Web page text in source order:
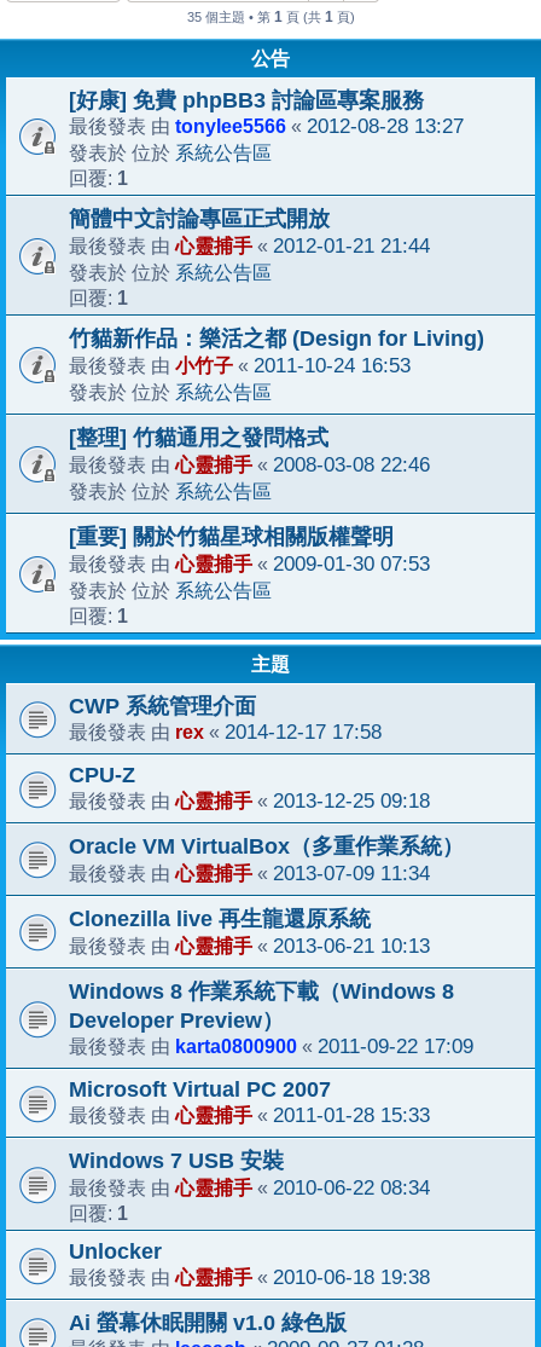
35 個主題 • 第 1 頁 (共 1 頁)
公告
[好康] 免費 phpBB3 討論區專案服務
最後發表 由 tonylee5566 « 2012-08-28 13:27
發表於 位於 系統公告區
回覆: 1
簡體中文討論專區正式開放
最後發表 由心靈捕手 « 2012-01-21 21:44
發表於 位於 系統公告區
回覆: 1
竹貓新作品：樂活之都 (Design for Living)
最後發表 由 小竹子 « 2011-10-24 16:53
發表於 位於 系統公告區
[整理] 竹貓通用之發問格式
最後發表 由心靈捕手 « 2008-03-08 22:46
發表於 位於 系統公告區
[重要] 關於竹貓星球相關版權聲明
最後發表 由心靈捕手 « 2009-01-30 07:53
發表於 位於 系統公告區
回覆: 1
主題
CWP 系統管理介面
最後發表 由 rex « 2014-12-17 17:58
CPU-Z
最後發表 由心靈捕手 « 2013-12-25 09:18
Oracle VM VirtualBox（多重作業系統）
最後發表 由心靈捕手 « 2013-07-09 11:34
Clonezilla live 再生龍還原系統
最後發表 由心靈捕手 « 2013-06-21 10:13
Windows 8 作業系統下載（Windows 8
Developer Preview）
最後發表 由 karta0800900 « 2011-09-22 17:09
Microsoft Virtual PC 2007
最後發表 由心靈捕手 « 2011-01-28 15:33
Windows 7 USB 安裝
最後發表 由心靈捕手 « 2010-06-22 08:34
回覆: 1
Unlocker
最後發表 由心靈捕手 « 2010-06-18 19:38
Ai 螢幕休眠開關 v1.0 綠色版